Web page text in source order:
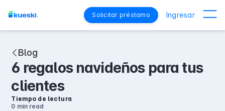
Solicitar préstamo Ingresar
Blog
6 regalos navideños para tus
clientes
Tiempo de lectura
0 minread